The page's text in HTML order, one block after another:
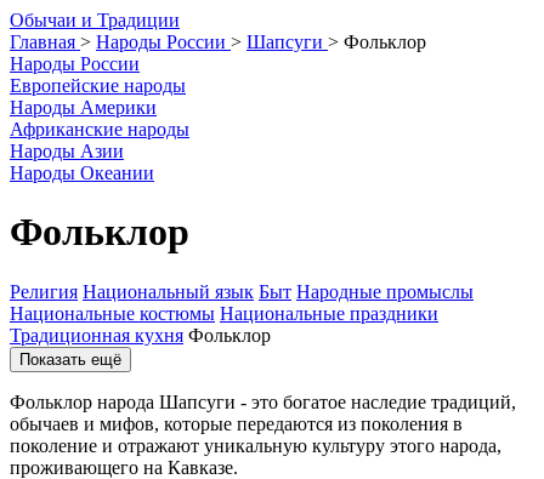
Обычаи и Традиции
Главная > Народы России > Шапсуги > Фольклор
Народы России
Европейские народы
Народы Америки
Африканские народы
Народы Азии
Народы Океании
Фольклор
Религия Национальный язык Быт Народные промыслы
Национальные костюмы Национальные праздники
Традиционная кухня Фольклор
Показать ещё
Фольклор народа Шапсуги - это богатое наследие традиций,
обычаев и мифов, которые передаются из поколения в
поколение и отражают уникальную культуру этого народа,
проживающего на Кавказе.